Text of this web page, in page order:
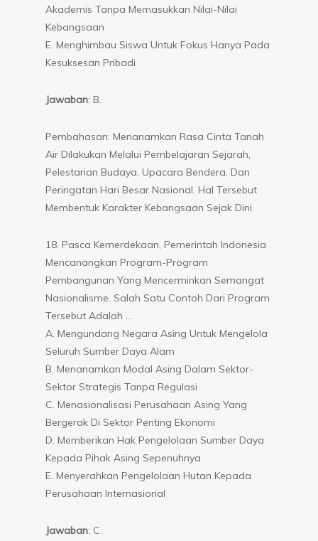
Akademis Tanpa Memasukkan Nilai-Nilai
Kebangsaan
E. Menghimbau Siswa Untuk Fokus Hanya Pada
Kesuksesan Pribadi
Jawaban: B.
Pembahasan: Menanamkan Rasa Cinta Tanah
Air Dilakukan Melalui Pembelajaran Sejarah,
Pelestarian Budaya, Upacara Bendera, Dan
Peringatan Hari Besar Nasional. Hal Tersebut
Membentuk Karakter Kebangsaan Sejak Dini.
18. Pasca Kemerdekaan, Pemerintah Indonesia
Mencanangkan Program-Program
Pembangunan Yang Mencerminkan Semangat
Nasionalisme. Salah Satu Contoh Dari Program
Tersebut Adalah …
A. Mengundang Negara Asing Untuk Mengelola
Seluruh Sumber Daya Alam
B. Menanamkan Modal Asing Dalam Sektor-
Sektor Strategis Tanpa Regulasi
C. Menasionalisasi Perusahaan Asing Yang
Bergerak Di Sektor Penting Ekonomi
D. Memberikan Hak Pengelolaan Sumber Daya
Kepada Pihak Asing Sepenuhnya
E. Menyerahkan Pengelolaan Hutan Kepada
Perusahaan Internasional
Jawaban: C.